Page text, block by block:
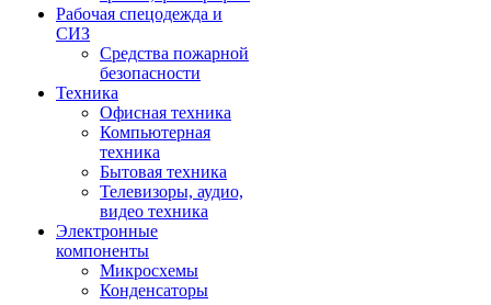
Рабочая спецодежда и
СИЗ
Средства пожарной
безопасности
Техника
Офисная техника
Компьютерная
техника
Бытовая техника
Телевизоры, аудио,
видео техника
Электронные
компоненты
Микросхемы
Конденсаторы